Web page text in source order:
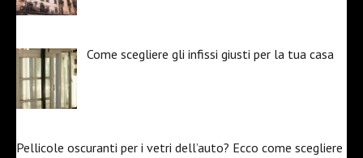
Come scegliere gli infissi giusti per la tua casa
Pellicole oscuranti per i vetri dell’auto? Ecco come scegliere